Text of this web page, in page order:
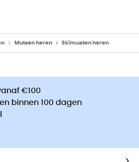
Mutsen heren Skimusten heren
€100
binnen 100 dagen